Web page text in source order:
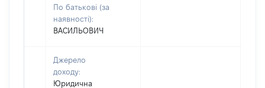
По батькові (за
наявності):
ВАСИЛЬОВИЧ
Джерело
доходу:
Юридична